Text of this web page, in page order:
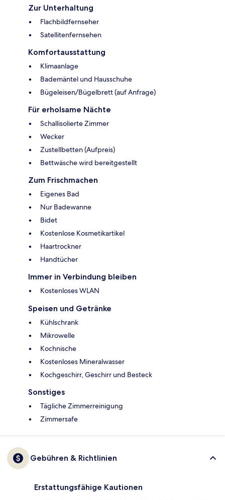
Zur Unterhaltung
Flachbildfernseher
Satellitenfernsehen
Komfortausstattung
Klimaanlage
Bademäntel und Hausschuhe
Bügeleisen/Bügelbrett (auf Anfrage)
Für erholsame Nächte
Schallisolierte Zimmer
Wecker
Zustellbetten (Aufpreis)
Bettwäsche wird bereitgestellt
Zum Frischmachen
Eigenes Bad
Nur Badewanne
Bidet
Kostenlose Kosmetikartikel
Haartrockner
Handtücher
Immer in Verbindung bleiben
Kostenloses WLAN
Speisen und Getränke
Kühlschrank
Mikrowelle
Kochnische
Kostenloses Mineralwasser
Kochgeschirr, Geschirr und Besteck
Sonstiges
Tägliche Zimmerreinigung
Zimmersafe
Gebühren & Richtlinien
Erstattungsfähige Kautionen